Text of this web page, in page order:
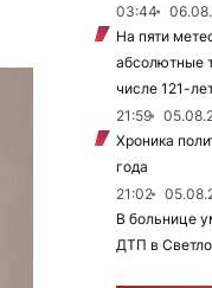
03:44
На пяти
абсолютные
числе 121-
21:59
Хроника
года
21:02
В больнице
ДТП в